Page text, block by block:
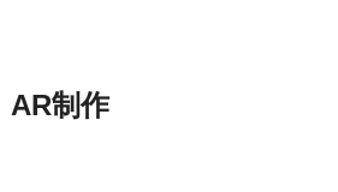
AR制作